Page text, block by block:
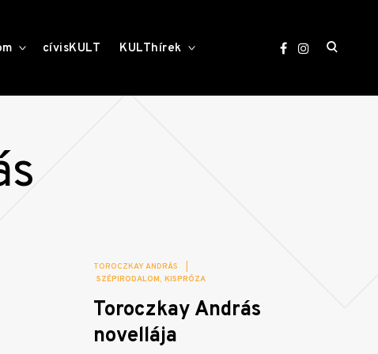
toggle
childcívisKULT KULThírek
open
TOROCZKAY ANDRÁS
SZÉPIRODALOM KISPRÓZA
Toroczkay András
novellája